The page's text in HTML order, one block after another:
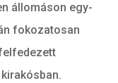
állomáson egy-
fokozatosan